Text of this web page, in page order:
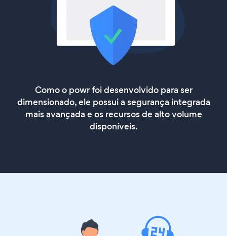
Como o powr foi desenvolvido para ser
dimensionado, ele possui a segurança integrada
mais avançada e os recursos de alto volume
disponíveis.